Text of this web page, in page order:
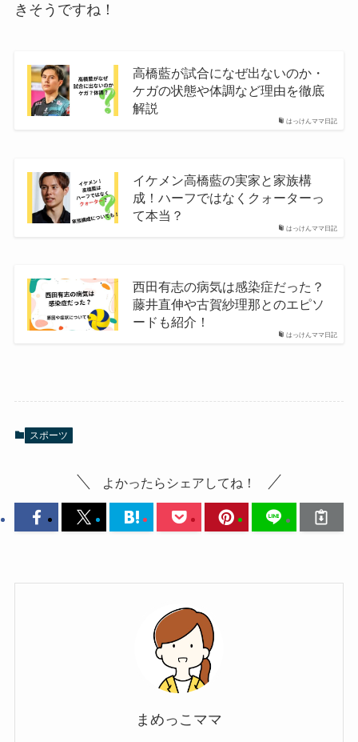
きそうですね！
はっけんママ日記
高橋藍が試合になぜ出ないのか・
ケガの状態や体調など理由を徹底
解説
はっけんママ日記
イケメン高橋藍の実家と家族構
成！ハーフではなくクォーターっ
て本当？
はっけんママ日記
西田有志の病気は感染症だった？
藤井直伸や古賀紗理那とのエピソ
ードも紹介！
スポーツ
よかったらシェアしてね！
まめっこママ